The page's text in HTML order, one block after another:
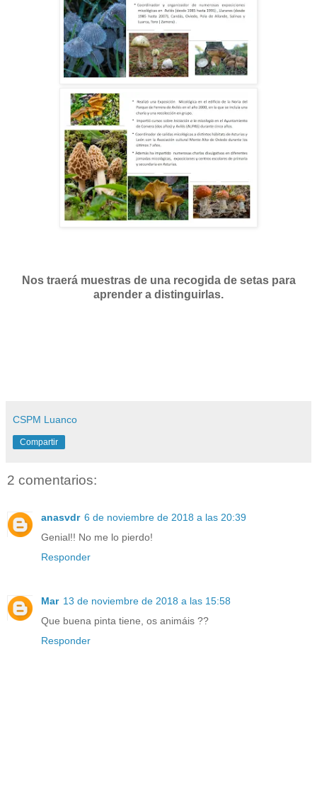
Nos traerá muestras de una recogida de setas para
aprender a distinguirlas.
CSPM Luanco
Compartir
2 comentarios:
anasvdr 6 de noviembre de 2018 a las 20:39
Genial!! No me lo pierdo!
Responder
Mar 13 de noviembre de 2018 a las 15:58
Que buena pinta tiene, os animáis ??
Responder